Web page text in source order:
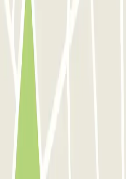
à proximité RedPark -
- Descoberto
cher | Low cost & longue durée
cher | Parclick
Parking Gare Montparnasse
- Roissy Aeroport
La Réunion P4 Longue Durée